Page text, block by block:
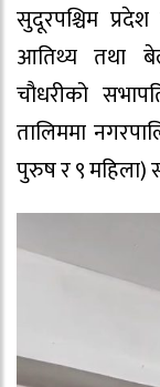
सुदूरपश्चिम
आतिथ्य तथा
चौधरीको
तालिममा
पुरुष र ९ महिला)